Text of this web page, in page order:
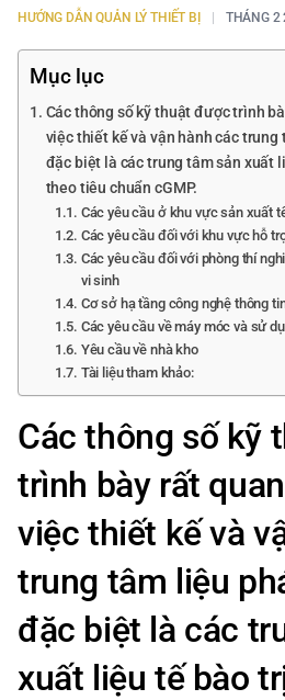
HƯỚNG DẪN QUẢN LÝ THIẾT BỊ THÁNG 2
Mục lục
Các thông số kỹ thuật được trình
việc thiết kế và vận hành các trung
đặc biệt là các trung tâm sản xuất
theo tiêu chuẩn cGMP.
Các yêu cầu ở khu vực sản xuất
Các yêu cầu đối với khu vực hỗ
Các yêu cầu đối với phòng thí
vi sinh
Cơ sở hạ tầng công nghệ thông
Các yêu cầu về máy móc và sử
Yêu cầu về nhà kho
Tài liệu tham khảo:
Các thông số kỹ
trình bày rất
việc thiết kế và
trung tâm liệu
đặc biệt là các
xuất liệu tế bào